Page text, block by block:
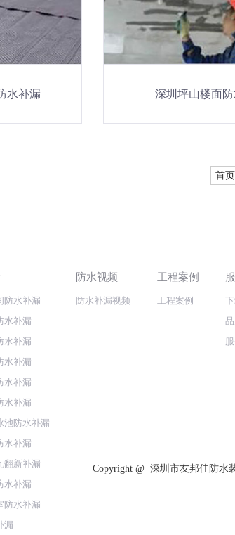
水补漏 深圳坪山楼面防
首页
防水补漏
水补漏
水补漏
水补漏
水补漏
水补漏
池防水补漏
水补漏
翻新补漏
水补漏
防水补漏
漏
防水视频
防水补漏视频
工程案例
工程案例
Copyright @ 深圳市友邦佳防